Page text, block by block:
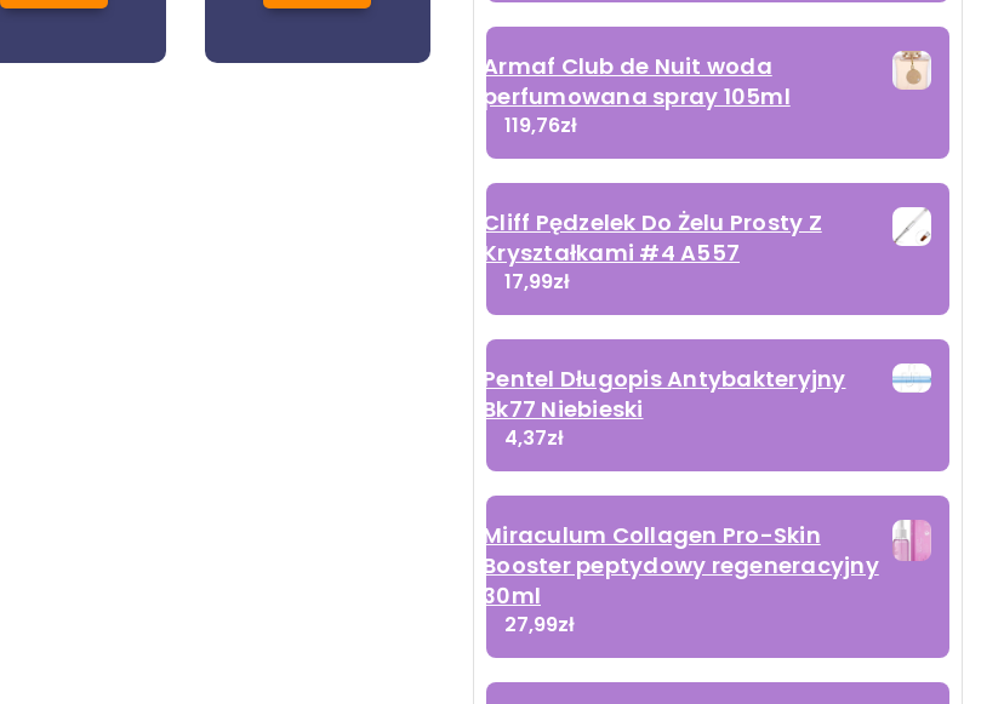
Armaf Club de Nuit woda
perfumowana spray 105ml
119,76zł
Cliff Pędzelek Do Żelu Prosty Z
Kryształkami #4 A557
17,99zł
Pentel Długopis Antybakteryjny
Bk77 Niebieski
4,37zł
Miraculum Collagen Pro-Skin
Booster peptydowy regeneracyjny
30ml
27,99zł